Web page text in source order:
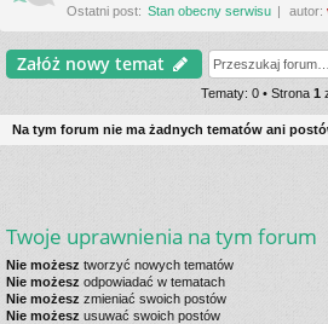
Ostatni post: Stan obecny serwisu autor:
Załóż nowy temat
Tematy: 0 • Strona 1
Na tym forum nie ma żadnych tematów ani
Twoje uprawnienia na tym forum
Nie możesz tworzyć nowych tematów
Nie możesz odpowiadać w tematach
Nie możesz zmieniać swoich postów
Nie możesz usuwać swoich postów